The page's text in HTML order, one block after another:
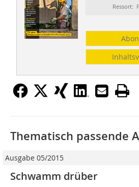
Ressort:
Thematisch passende
Ausgabe 05/2015
Schwamm drüber